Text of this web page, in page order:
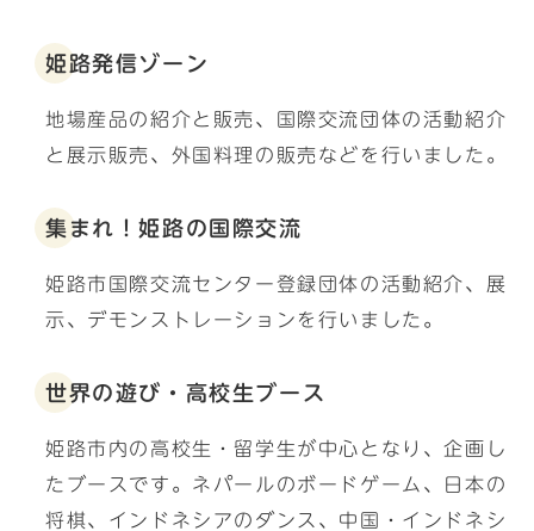
姫路発信ゾーン
地場産品の紹介と販売、国際交流団体の活動紹介
と展示販売、外国料理の販売などを行いました。
集まれ！姫路の国際交流
姫路市国際交流センター登録団体の活動紹介、展
示、デモンストレーションを行いました。
世界の遊び・高校生ブース
姫路市内の高校生・留学生が中心となり、企画し
たブースです。ネパールのボードゲーム、日本の
将棋、インドネシアのダンス、中国・インドネシ